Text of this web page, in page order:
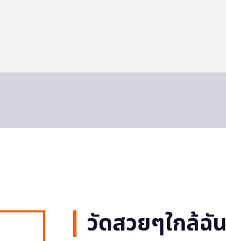
วัดสวยๆใกล้ฉัน